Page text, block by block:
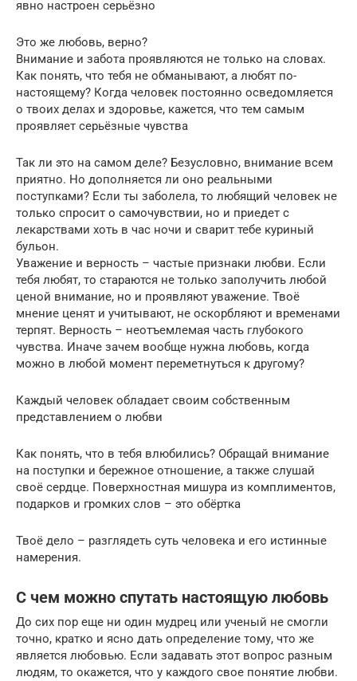
явно настроен серьёзно
Это же любовь, верно?
Внимание и забота проявляются не только на словах.
Как понять, что тебя не обманывают, а любят по-
настоящему? Когда человек постоянно осведомляется
о твоих делах и здоровье, кажется, что тем самым
проявляет серьёзные чувства
Так ли это на самом деле? Безусловно, внимание всем
приятно. Но дополняется ли оно реальными
поступками? Если ты заболела, то любящий человек не
только спросит о самочувствии, но и приедет с
лекарствами хоть в час ночи и сварит тебе куриный
бульон.
Уважение и верность – частые признаки любви. Если
тебя любят, то стараются не только заполучить любой
ценой внимание, но и проявляют уважение. Твоё
мнение ценят и учитывают, не оскорбляют и временами
терпят. Верность – неотъемлемая часть глубокого
чувства. Иначе зачем вообще нужна любовь, когда
можно в любой момент переметнуться к другому?
Каждый человек обладает своим собственным
представлением о любви
Как понять, что в тебя влюбились? Обращай внимание
на поступки и бережное отношение, а также слушай
своё сердце. Поверхностная мишура из комплиментов,
подарков и громких слов – это обёртка
Твоё дело – разглядеть суть человека и его истинные
намерения.
С чем можно спутать настоящую любовь
До сих пор еще ни один мудрец или ученый не смогли
точно, кратко и ясно дать определение тому, что же
является любовью. Если задавать этот вопрос разным
людям, то окажется, что у каждого свое понятие любви.